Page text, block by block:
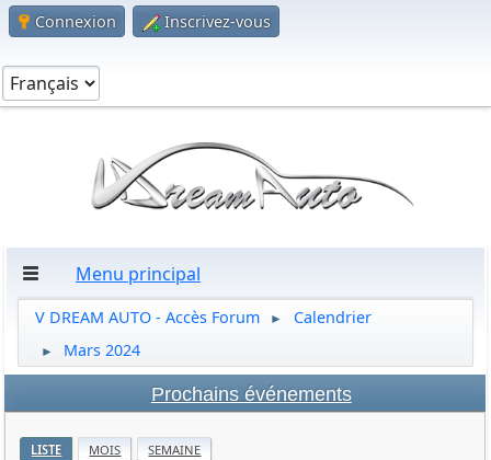
Connexion Inscrivez-vous
Menu principal
V DREAM AUTO - Accès Forum ► Calendrier
► Mars 2024
Prochains événements
LISTE MOIS SEMAINE